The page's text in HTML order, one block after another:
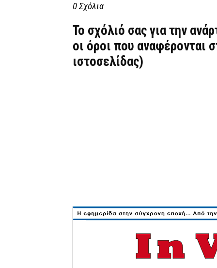
0 Σχόλια
Το σχόλιό σας για την
οι όροι που αναφέρονται
ιστοσελίδας)